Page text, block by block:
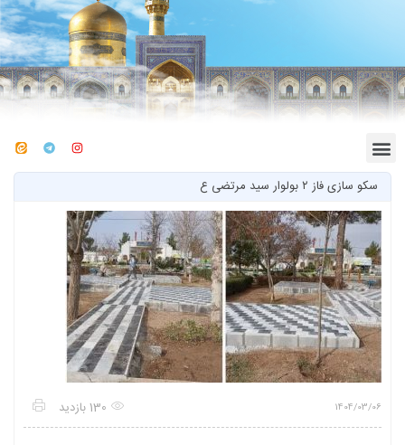
سکو سازی فاز ۲ بولوار سید مرتضی ع
1404/03/06 130 بازدید